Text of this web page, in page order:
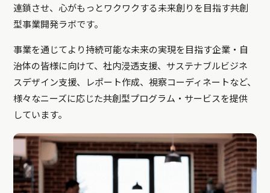
連鎖させ、心がもっとワクワクする未来創りを目指す共創
型事業開発ラボです。
事業を通じてより持続可能な未来の実現を目指す企業・自
治体の皆様に向けて、社内浸透支援、サステナブルビジネ
スデザイン支援、レポート作成、視察コーディネートなど、
様々なニーズに応じた共創型プログラム・サービスを提供
しています。